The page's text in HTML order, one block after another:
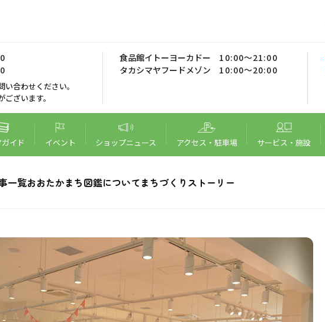
合わせください。
ざいます。
食品館イトーヨーカドー
10:00～21:00
タカシマヤフードメゾン
10:00～20:00
ガイド イベント ショップニュース アクセス・ 駐車場 サービス・施設
一覧おおたかまち図鑑について まちづくりストーリー